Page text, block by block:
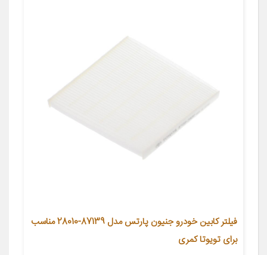
فیلتر کابین خودرو جنیون پارتس مدل 87139-28010 مناسب
برای تویوتا کمری